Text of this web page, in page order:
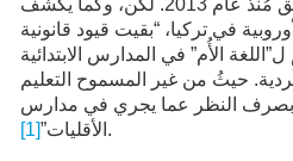
التركية، حيث بدأ أُقر هذا الحق مُنذ عام 2013. لكن، وكما يكشف
في تركيا، “بقيت قيود قانونية
الأُم” في المدارس الابتدائية
حيثُ من غير المسموح التعليم
بصرف النظر عما يجري في مدارس
الأقليات”[1] .